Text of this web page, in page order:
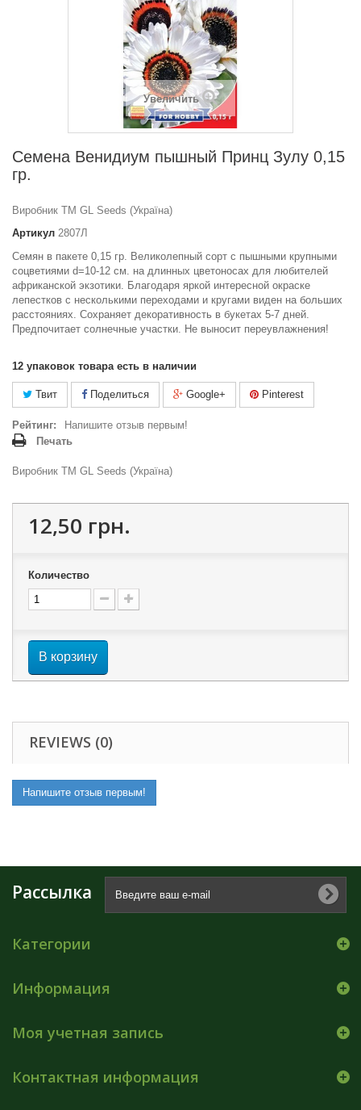
Увеличить
Семена Венидиум пышный Принц Зулу 0,15
гр.
Виробник ТМ GL Seeds (Україна)
Артикул 2807Л
Семян в пакете 0,15 гр. Великолепный сорт с пышными крупными
соцветиями d=10-12 см. на длинных цветоносах для любителей
африканской экзотики. Благодаря яркой интересной окраске
лепестков с несколькими переходами и кругами виден на больших
расстояниях. Сохраняет декоративность в букетах 5-7 дней.
Предпочитает солнечные участки. Не выносит переувлажнения!
12 упаковок товара есть в наличии
Твит Поделиться Google+ Pinterest
Рейтинг:
Напишите отзыв первым!
Печать
Виробник ТМ GL Seeds (Україна)
12,50 грн.
Количество
В корзину
REVIEWS (0)
Напишите отзыв первым!
Рассылка
Категории
Информация
Моя учетная запись
Контактная информация